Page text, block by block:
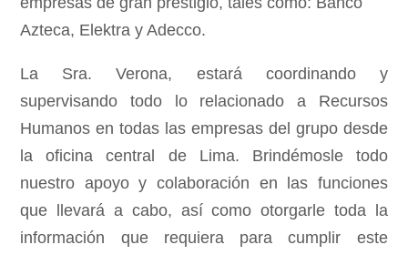
Azteca, Elektra y Adecco.
La Sra. Verona, estará coordinando y
supervisando todo lo relacionado a Recursos
Humanos en todas las empresas del grupo desde
la oficina central de Lima. Brindémosle todo
nuestro apoyo y colaboración en las funciones
que llevará a cabo, así como otorgarle toda la
información que requiera para cumplir este